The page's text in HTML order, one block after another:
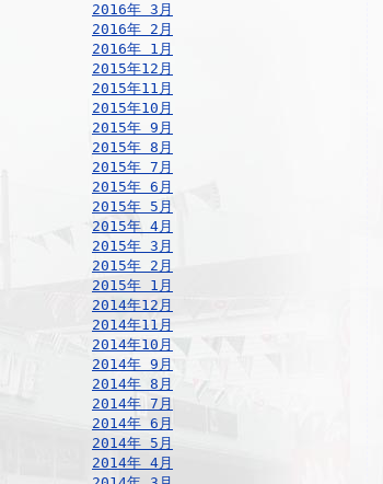
2016年 3月
2016年 2月
2016年 1月
2015年12月
2015年11月
2015年10月
2015年 9月
2015年 8月
2015年 7月
2015年 6月
2015年 5月
2015年 4月
2015年 3月
2015年 2月
2015年 1月
2014年12月
2014年11月
2014年10月
2014年 9月
2014年 8月
2014年 7月
2014年 6月
2014年 5月
2014年 4月